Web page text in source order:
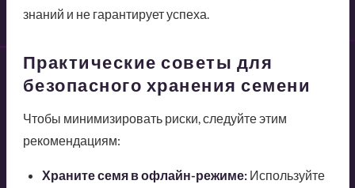
знаний и не гарантирует успеха.
Практические советы для
безопасного хранения семени
Чтобы минимизировать риски, следуйте этим
рекомендациям:
Храните семя в офлайн-режиме:Используйте